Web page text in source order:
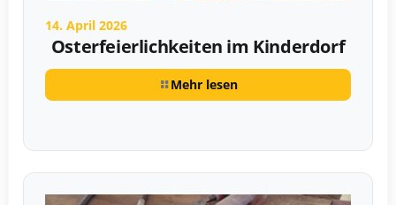
14. April 2026
Osterfeierlichkeiten im Kinderdorf
Mehr lesen